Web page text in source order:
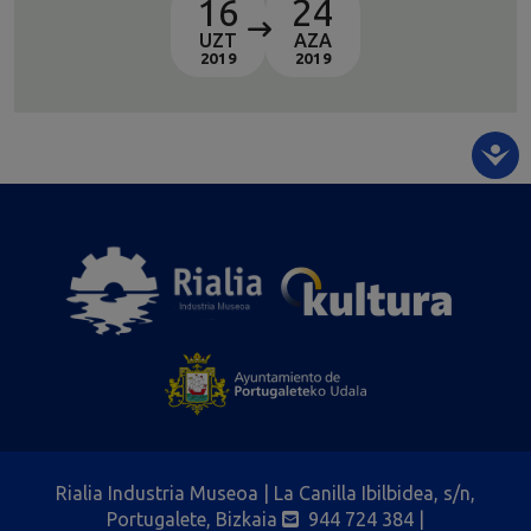
16
UZT
2019
24
AZA
2019
Rialia Industria Museoa | La Canilla Ibilbidea, s/n,
Portugalete, Bizkaia
944 724 384